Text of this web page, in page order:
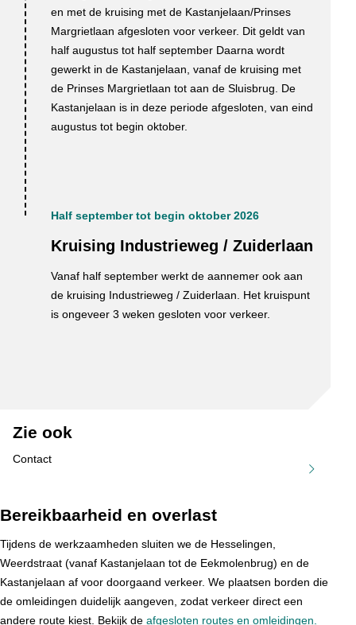
en met de kruising met de Kastanjelaan/Prinses
Margrietlaan afgesloten voor verkeer. Dit geldt van
half augustus tot half september Daarna wordt
gewerkt in de Kastanjelaan, vanaf de kruising met
de Prinses Margrietlaan tot aan de Sluisbrug. De
Kastanjelaan is in deze periode afgesloten, van eind
augustus tot begin oktober.
Kruising Industrieweg / Zuiderlaan
Half september tot begin oktober 2026
Vanaf half september werkt de aannemer ook aan
de kruising Industrieweg / Zuiderlaan. Het kruispunt
is ongeveer 3 weken gesloten voor verkeer.
Zie ook
Contact
Bereikbaarheid en overlast
Tijdens de werkzaamheden sluiten we de Hesselingen,
Weerdstraat (vanaf Kastanjelaan tot de Eekmolenbrug) en de
Kastanjelaan af voor doorgaand verkeer. We plaatsen borden die
de omleidingen duidelijk aangeven, zodat verkeer direct een
andere route kiest. Bekijk de afgesloten routes en omleidingen.